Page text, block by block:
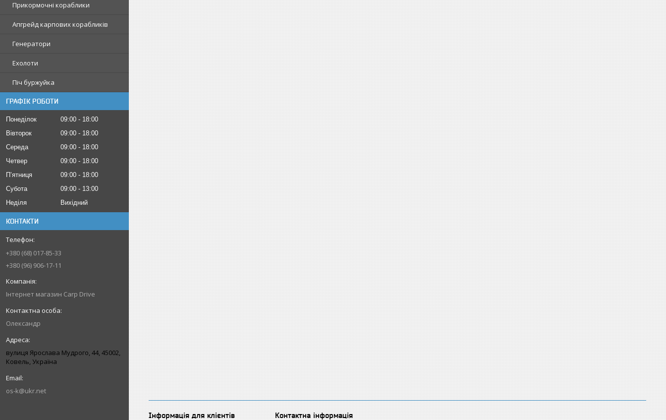
Прикормочні кораблики
Апгрейд карпових корабликів
Генератори
Ехолоти
Піч буржуйка
ГРАФІК РОБОТИ
Понеділок 09:00
18:00
Вівторок
09:00
18:00
Середа
09:00
18:00
Четвер
09:00
18:00
Пʼятниця
09:00
18:00
Субота
09:00
13:00
Неділя
Вихідний
КОНТАКТИ
+380 (68) 017-85-33
+380 (96) 906-17-11
Інтернет магазин Carp Drive
Олександр
вулиця Ярослава Мудрого, 44, 45002,
Ковель, Україна
os-k@ukr.net
Інформація для клієнтів Контактна інформація